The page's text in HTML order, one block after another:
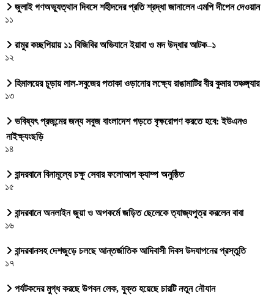
জুলাই গণঅভ্যুত্থান দিবসে শহীদদের প্রতি শ্রদ্ধা জানালেন এমপি দীপেন দেওয়ান
১১
রামুর কচ্ছপিয়ায় ১১ বিজিবির অভিযানে ইয়াবা ও মদ উদ্ধার আটক–১
১২
হিমালয়ের চূড়ায় লাল-সবুজের পতাকা ওড়ানোর লক্ষ্যে রাঙামাটির বীর কুমার তঞ্চঙ্গ্যার
১৩
ভবিষ্যৎ প্রজন্মের জন্য সবুজ বাংলাদেশ গড়তে বৃক্ষরোপণ করতে হবে: ইউএনও
নাইক্ষ্যংছড়ি
১৪
বান্দরবানে বিনামূল্যে চক্ষু সেবার ফলোআপ ক্যাম্প অনুষ্ঠিত
১৫
বান্দরবানে অনলাইন জুয়া ও অপকর্মে জড়িত ছেলেকে ত্যাজ্যপুত্র করলেন বাবা
১৬
বান্দরবানসহ দেশজুড়ে চলছে আন্তর্জাতিক আদিবাসী দিবস উদযাপনের প্রস্তুতি
১৭
পর্যটকদের মুগ্ধ করছে উপবন লেক, যুক্ত হয়েছে চারটি নতুন নৌযান